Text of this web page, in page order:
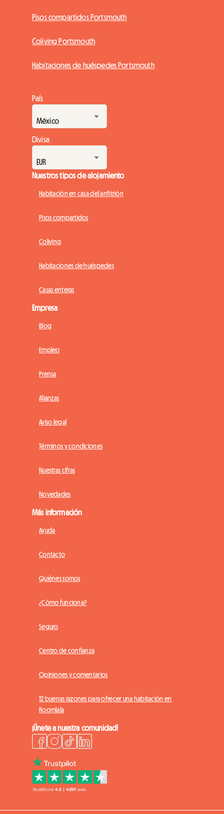
Pisos compartidos Portsmouth
Coliving Portsmouth
Habitaciones de huéspedes Portsmouth
País
Divisa
Nuestros tipos de alojamiento
Habitación en casa del anfitrión
Pisos compartidos
Coliving
Habitaciones de huéspedes
Casas enteras
Empresa
Blog
Empleo
Prensa
Alianzas
Aviso legal
Términos y condiciones
Nuestras cifras
Novedades
Más información
Ayuda
Contacto
Quiénes somos
¿Cómo funciona?
Seguro
Centro de confianza
Opiniones y comentarios
12 buenas razones para ofrecer una habitación en
Roomlala
¡Únete a nuestra comunidad!